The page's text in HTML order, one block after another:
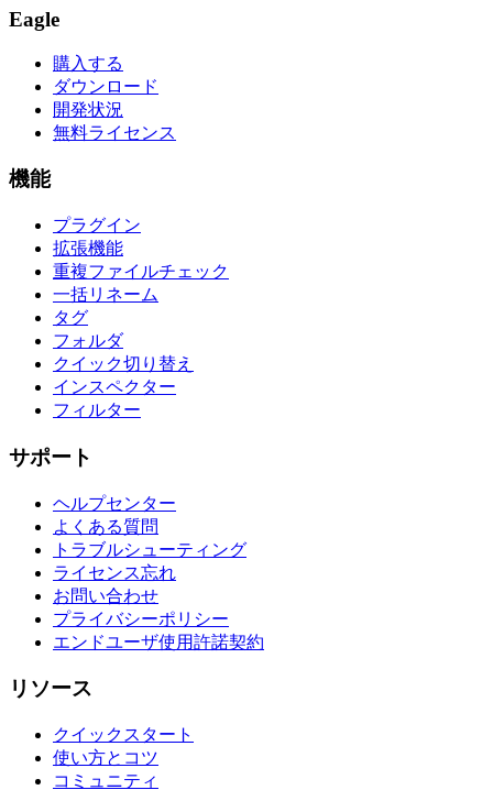
Eagle
購入する
ダウンロード
開発状況
無料ライセンス
機能
プラグイン
拡張機能
重複ファイルチェック
一括リネーム
タグ
フォルダ
クイック切り替え
インスペクター
フィルター
サポート
ヘルプセンター
よくある質問
トラブルシューティング
ライセンス忘れ
お問い合わせ
プライバシーポリシー
エンドユーザ使用許諾契約
リソース
クイックスタート
使い方とコツ
コミュニティ